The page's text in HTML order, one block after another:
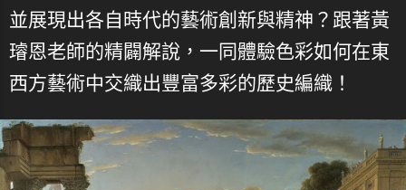
並展現出各自時代的藝術創新與精神？跟著黃
璿恩老師的精闢解說，一同體驗色彩如何在東
西方藝術中交織出豐富多彩的歷史編織！